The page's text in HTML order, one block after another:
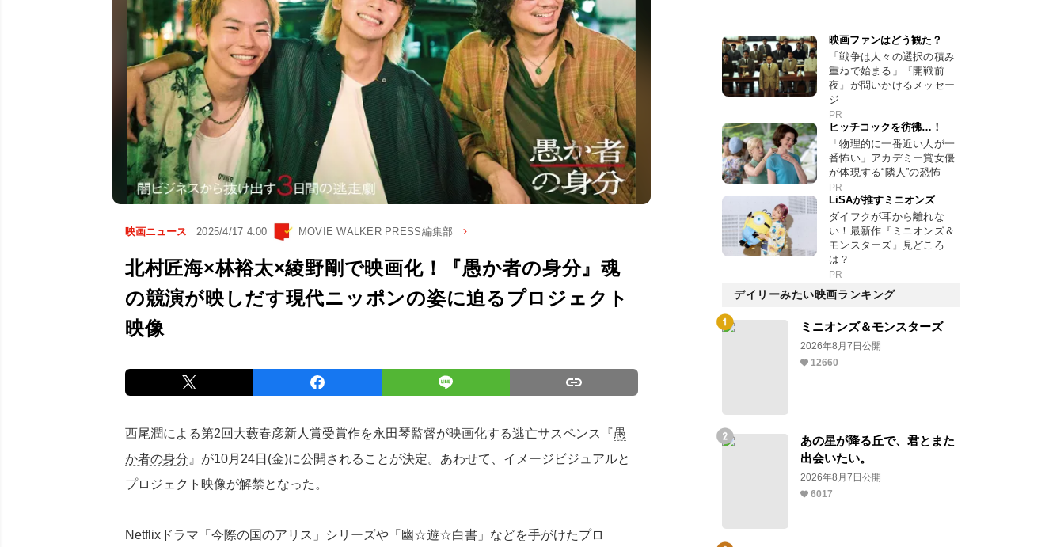
映画ニュース 2025/4/17 4:00 MOVIE WALKER PRESS編集部
北村匠海×林裕太×綾野剛で映画化！『愚か者の身分』魂
の競演が映しだす現代ニッポンの姿に迫るプロジェクト
映像
西尾潤による第2回大藪春彦新人賞受賞作を永田琴監督が映画化する逃亡サスペンス『愚
か者の身分 』が10月24日(金)に公開されることが決定。あわせて、イメージビジュアルと
プロジェクト映像が解禁となった。
Netflixドラマ「今際の国のアリス」シリーズや「幽☆遊☆白書」などを手がけたプロ
映画ファンはどう観た？
「戦争は人々の選択の積み
重ねで始まる」『開戦前
夜』が問いかけるメッセー
ジ
PR
ヒッチコックを彷彿…！
「物理的に一番近い人が一
番怖い」アカデミー賞女優
が体現する“隣人”の恐怖
PR
LiSAが推すミニオンズ
ダイフクが耳から離れな
い！最新作『ミニオンズ＆
モンスターズ』見どころ
は？
PR
デイリーみたい映画ランキング
ミニオンズ＆モンスターズ
2026年8月7日公開
12660
あの星が降る丘で、君とまた
出会いたい。
2026年8月7日公開
6017